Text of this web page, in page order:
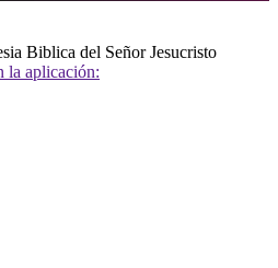
Biblica del Señor Jesucristo
la aplicación: